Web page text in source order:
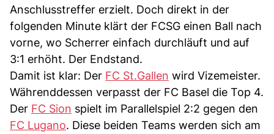
Anschlusstreffer erzielt. Doch direkt in der
folgenden Minute klärt der FCSG einen Ball nach
vorne, wo Scherrer einfach durchläuft und auf
3:1 erhöht. Der Endstand.
Damit ist klar: Der FC St.Gallen wird Vizemeister.
Währenddessen verpasst der FC Basel die Top 4.
Der FC Sion spielt im Parallelspiel 2:2 gegen den
FC Lugano. Diese beiden Teams werden sich am